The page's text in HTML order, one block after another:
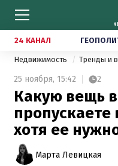
24 КАНАЛ
Недвижимость Тренды и
25 ноября, 15:42 2
Какую вещь
пропускаете
хотя ее
Марта Левицкая